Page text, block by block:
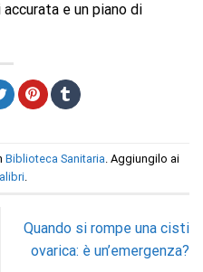
e un piano di
Biblioteca Sanitaria . Aggiungilo ai
Quando si rompe una cisti
ovarica: è un’emergenza?